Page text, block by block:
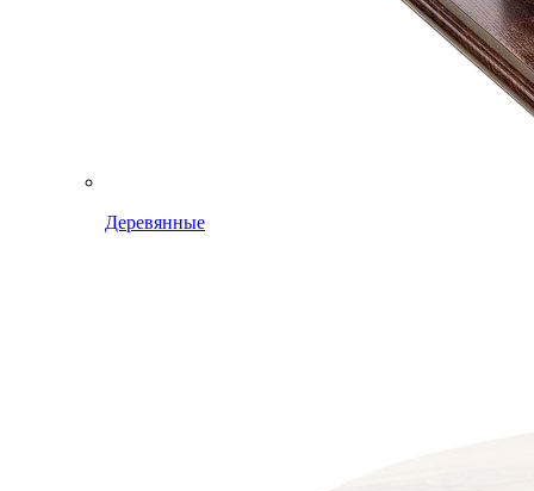
Деревянные